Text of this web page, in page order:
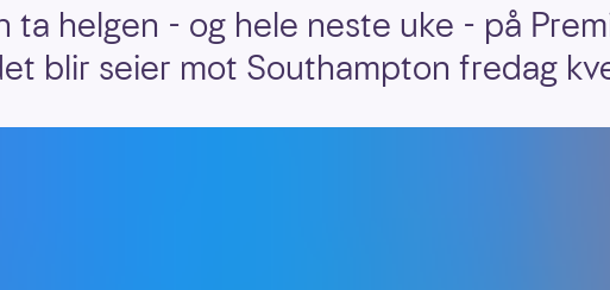
ta helgen - og hele neste uke - på
blir seier mot Southampton fredag